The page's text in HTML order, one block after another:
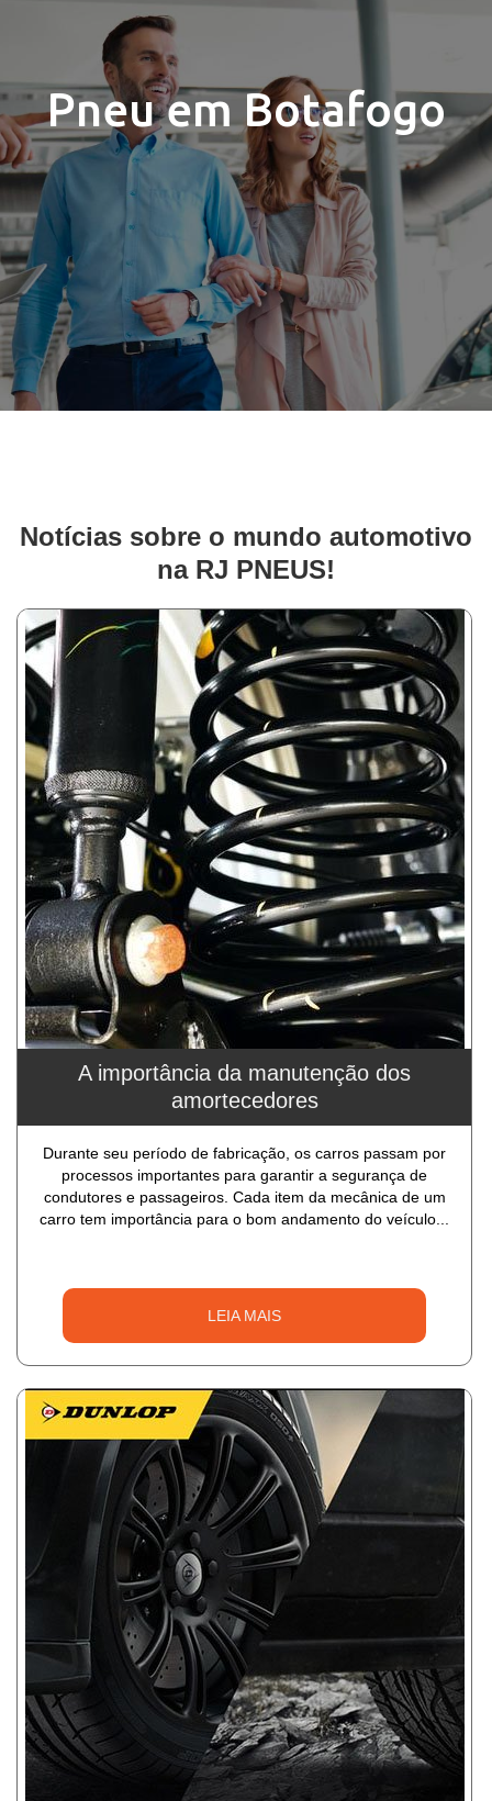
Pneu em Botafogo
Notícias sobre o mundo automotivo
na RJ PNEUS!
A importância da manutenção dos
amortecedores
Durante seu período de fabricação, os carros passam por
processos importantes para garantir a segurança de
condutores e passageiros. Cada item da mecânica de um
carro tem importância para o bom andamento do veículo...
LEIA MAIS